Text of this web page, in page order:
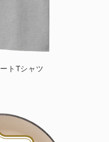
トTシャツ